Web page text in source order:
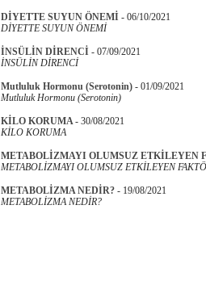
DİYETTE SUYUN ÖNEMİ - 06/10/2021
DİYETTE SUYUN ÖNEMİ
İNSÜLİN DİRENCİ - 07/09/2021
İNSÜLİN DİRENCİ
Mutluluk Hormonu (Serotonin) - 01/09/2021
Mutluluk Hormonu (Serotonin)
KİLO KORUMA- 30/08/2021
KİLO KORUMA
METABOLİZMAYI OLUMSUZ ETKİLEYEN
METABOLİZMAYI OLUMSUZ ETKİLEYEN
METABOLİZMA NEDİR? - 19/08/2021
METABOLİZMA NEDİR?